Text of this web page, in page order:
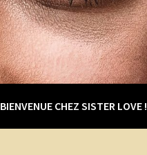
BIENVENUE CHEZ SISTER LOVE !